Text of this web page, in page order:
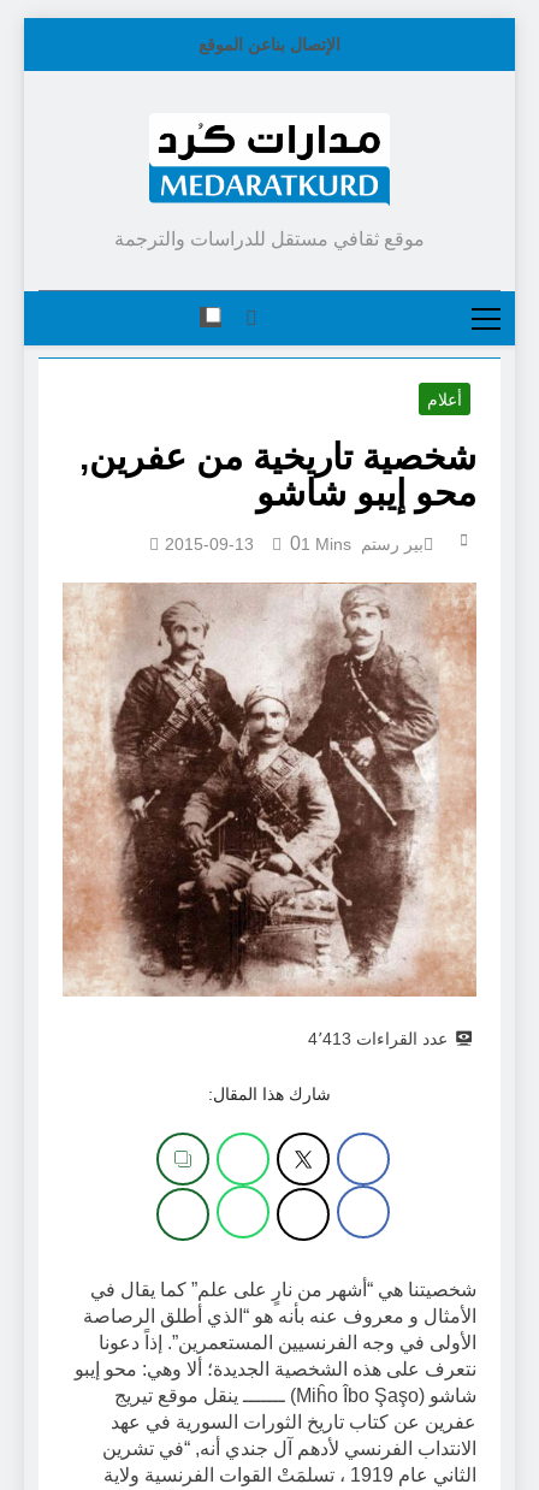
الإتصال بناعن الموقع
موقع ثقافي مستقل للدراسات والترجمة
أعلام
شخصية تاريخية من عفرين,
محو إيبو شاشو
بير رستم 2015-09-13 01 Mins
عدد القراءات 4٬413
شارك هذا المقال:
شخصيتنا هي “أشهر من نارٍ على علم” كما يقال في
الأمثال و معروف عنه بأنه هو “الذي أطلق الرصاصة
الأولى في وجه الفرنسيين المستعمرين”. إذاً دعونا
نتعرف على هذه الشخصية الجديدة؛ ألا وهي: محو إيبو
شاشو (Miĥo Îbo Şaşo) ـــــــ ينقل موقع تيريج
عفرين عن كتاب تاريخ الثورات السورية في عهد
الانتداب الفرنسي لأدهم آل جندي أنه, “في تشرين
الثاني عام 1919 ، تسلمَتْ القوات الفرنسية ولاية